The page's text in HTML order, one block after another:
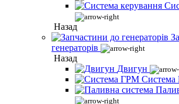
Назад
генераторів
Назад
Двигун